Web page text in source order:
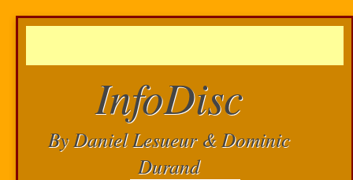
InfoDisc
By Daniel Lesueur & Dominic
Durand